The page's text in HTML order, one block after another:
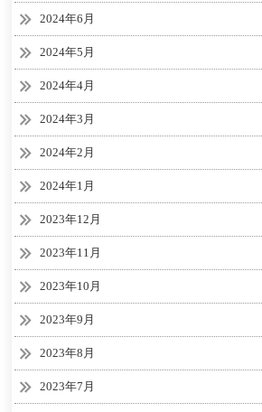
2024年6月
2024年5月
2024年4月
2024年3月
2024年2月
2024年1月
2023年12月
2023年11月
2023年10月
2023年9月
2023年8月
2023年7月